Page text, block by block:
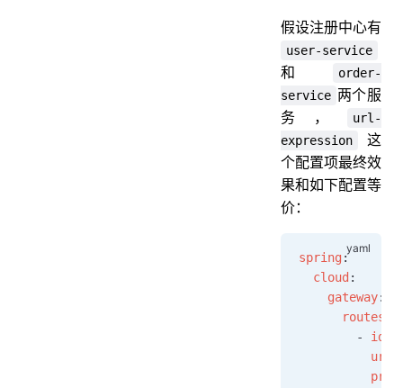
假设注册中心有
user-service
和
order-
service 两个服
务，
url-
expression
这
个配置项最终效
果和如下配置等
价：
spring :
  cloud
:
    gateway
:
      routes
        -
id
          uri